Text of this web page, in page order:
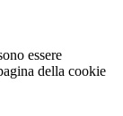
essere
della cookie